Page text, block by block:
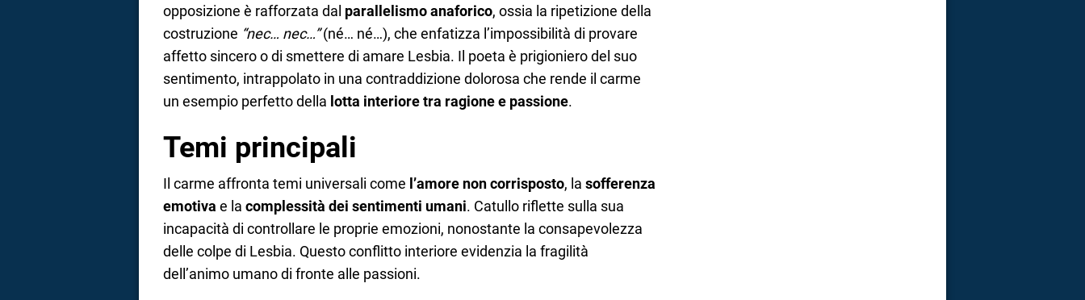
opposizione è rafforzata dal parallelismo anaforico, ossia la ripetizione della
costruzione “nec… nec…”(né… né…), che enfatizza l’impossibilità di provare
affetto sincero o di smettere di amare Lesbia. Il poeta è prigioniero del suo
sentimento, intrappolato in una contraddizione dolorosa che rende il carme
un esempio perfetto della lotta interiore tra ragione e passione.
Temi principali
Il carme affronta temi universali come l’amore non corrisposto, la sofferenza
emotiva e la complessità dei sentimenti umani. Catullo riflette sulla sua
incapacità di controllare le proprie emozioni, nonostante la consapevolezza
delle colpe di Lesbia. Questo conflitto interiore evidenzia la fragilità
dell’animo umano di fronte alle passioni.